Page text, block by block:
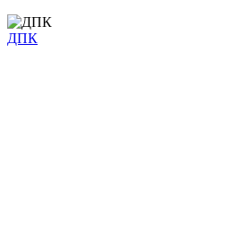
ДПК